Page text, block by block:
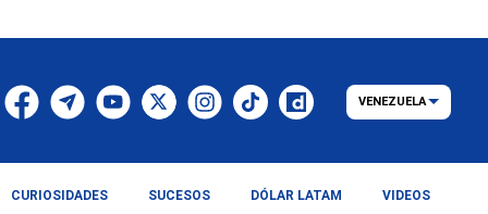
VENEZUELA
CURIOSIDADES SUCESOS DÓLAR LATAM VIDEOS